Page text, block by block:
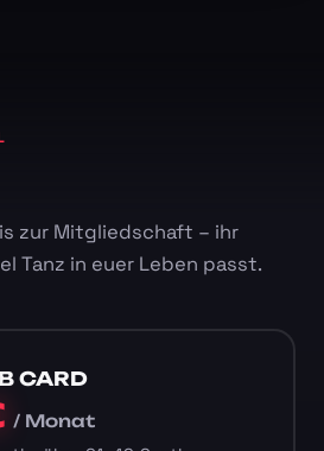
zur Mitgliedschaft – ihr
Tanz in euer Leben passt.
CARD
/ Monat